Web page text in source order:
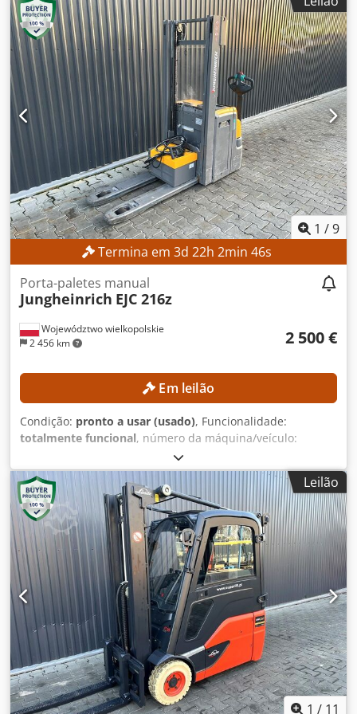
1 490 mm , tipo de mastro: triplex, altura de construção:
2 132 mm, Sem preço mínimo – venda garantida ao preço
mais alto! DETALHES TÉCNICOS Elevação livre: 1.490 mm
Altura de elevação: 4.700 mm Altura total: 2.132 mm
DETALHES DA MÁQUINA Tipo de mastro: Triplex
Dcedpezrlxgefx Ahrek Tensão da bateria: 48 V Capacidade
da bateria: 625 Ah Ano de fabricação da bateria: 2015
Válvulas hidráulicas: 3.ª/4.ª válvula no suporte do garfo
Horas de operação: 15.254 h EQUIPAMENTO Mastro de
elevação triplex com elevação livre 3.ª/4.ª válvula hidráulica
no suporte do garfo Carregador Referência externa:
SL9789SP
1 /9
Termina em 3d 22h 2min 45s
Województwo wielkopolskie
2 456 km
Porta-paletes manual
Jungheinrich EJC 216z
2 500 €
Em leilão
Condição: pronto a usar (usado), Funcionalidade:
totalmente funcional, número da máquina/veículo:
2021
560 h, altura de elevação:2 800 mm, altura de construção:
1 950 mm , Sem preço mínimo – venda garantida ao
melhor lance! DETALHES TÉCNICOS Altura de elevação:
2.800 mm Dcedpfx Aezrlw Aohrek Altura total: 1.950 mm
DETALHES DA MÁQUINA Tipo de mastro: Mastro padrão
Tipo de bateria: Bateria de íon-lítio Horas de
funcionamento: 560 h EQUIPAMENTO Elevação inicial
Carregador Referência externa: SL1145SP
Leilão
1 / 11